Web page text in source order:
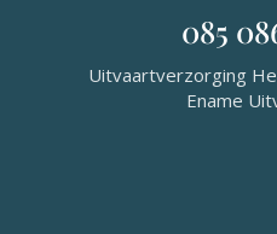
085
Uitvaartverzorging
Ename